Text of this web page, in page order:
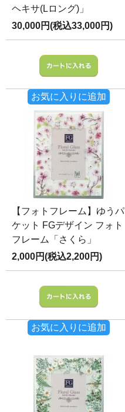
ヘキサ(Lロング)」
30,000円(税込33,000円)
お気に入りに追加
【フォトフレーム】ゆうパ
ケット FGデザイン フォト
フレーム「さくら」
2,000円(税込2,200円)
お気に入りに追加